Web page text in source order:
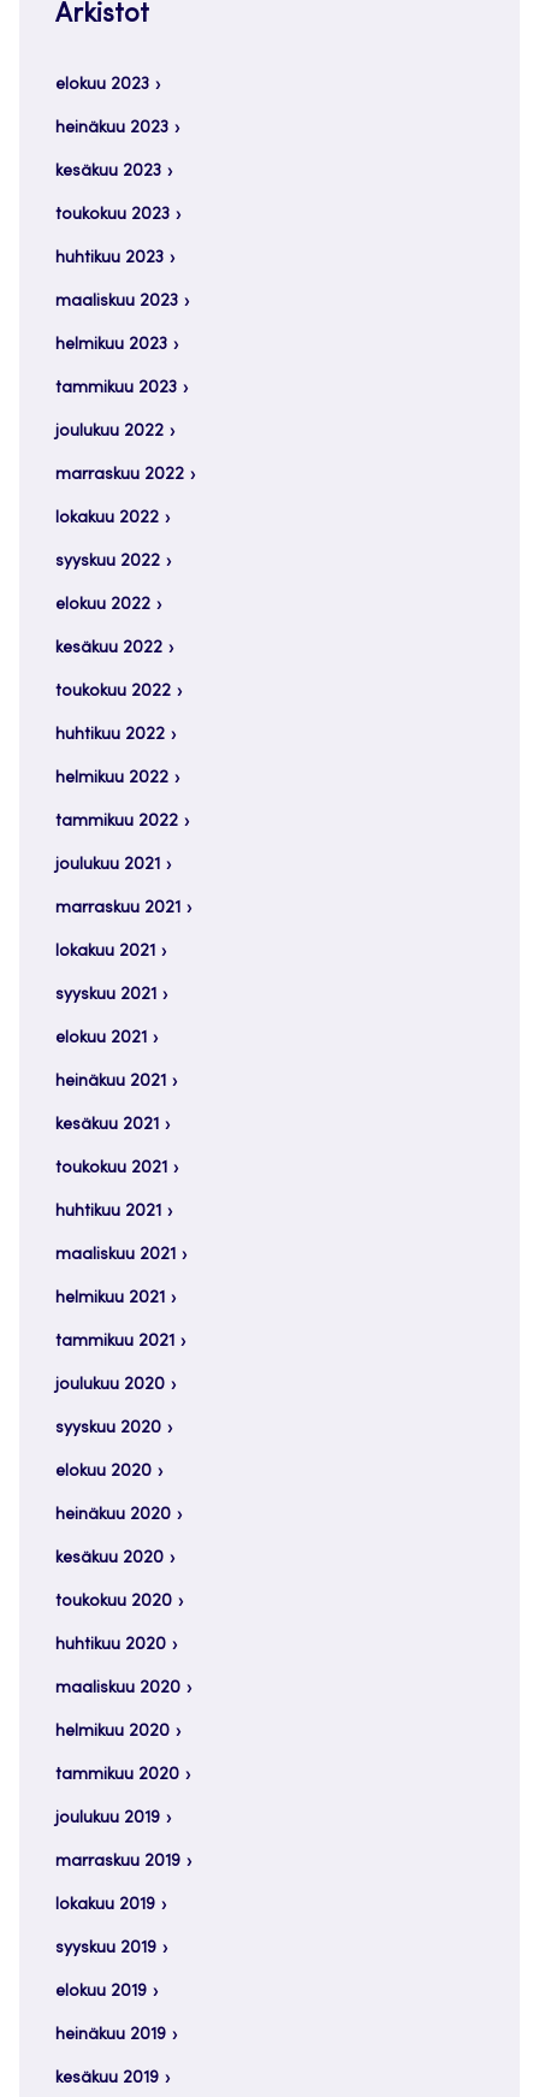
Arkistot
elokuu 2023
heinäkuu 2023
kesäkuu 2023
toukokuu 2023
huhtikuu 2023
maaliskuu 2023
helmikuu 2023
tammikuu 2023
joulukuu 2022
marraskuu 2022
lokakuu 2022
syyskuu 2022
elokuu 2022
kesäkuu 2022
toukokuu 2022
huhtikuu 2022
helmikuu 2022
tammikuu 2022
joulukuu 2021
marraskuu 2021
lokakuu 2021
syyskuu 2021
elokuu 2021
heinäkuu 2021
kesäkuu 2021
toukokuu 2021
huhtikuu 2021
maaliskuu 2021
helmikuu 2021
tammikuu 2021
joulukuu 2020
syyskuu 2020
elokuu 2020
heinäkuu 2020
kesäkuu 2020
toukokuu 2020
huhtikuu 2020
maaliskuu 2020
helmikuu 2020
tammikuu 2020
joulukuu 2019
marraskuu 2019
lokakuu 2019
syyskuu 2019
elokuu 2019
heinäkuu 2019
kesäkuu 2019